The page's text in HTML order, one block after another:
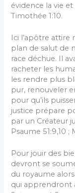
évidence la vie et
Timothée 1:10.
Ici l’apôtre attire
plan de salut de
race déchue. Il
racheter les
les rendre plus
pur, renouveler
pour qu’ils
justice prépare
par un Créateur
Psaume 51:9,10 ;
Pour jouir des
devront se
du royaume
qui apprendront